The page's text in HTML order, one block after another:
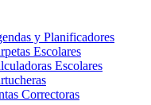
y Planificadores
Escolares
Escolares
Correctoras